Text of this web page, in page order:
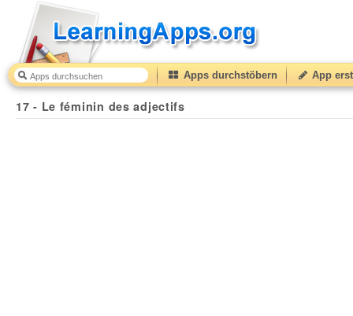
Apps durchstöbern App
17 - Le féminin des adjectifs